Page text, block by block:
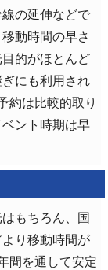
の延伸などで
動時間の早さ
的がほとんど
にも利用され
約は比較的取り
ント時期は早
もちろん、国
り移動時間が
間を通して安定